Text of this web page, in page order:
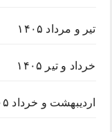
تیر و مرداد ۱۴۰۵
خرداد و تیر ۱۴۰۵
اردیبهشت و خرداد ۱۴۰۵